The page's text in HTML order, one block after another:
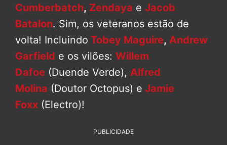
Cumberbatch, Zendaya e Jacob
Batalon. Sim, os veteranos estão de
volta! Incluindo Tobey Maguire, Andrew
Garfield e os vilões: Willem
Dafoe (Duende Verde), Alfred
Molina (Doutor Octopus) e Jamie
Foxx (Electro)!
PUBLICIDADE